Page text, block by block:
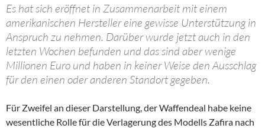
Es hat sich eröffnet in Zusammenarbeit mit einem
amerikanischen Hersteller eine gewisse Unterstützung in
Anspruch zu nehmen. Darüber wurde jetzt auch in den
letzten Wochen befunden und das sind aber wenige
Millionen Euro und haben in keiner Weise den Ausschlag
für den einen oder anderen Standort gegeben.
Für Zweifel an dieser Darstellung, der Waffendeal habe keine
wesentliche Rolle für die Verlagerung des Modells Zafira nach